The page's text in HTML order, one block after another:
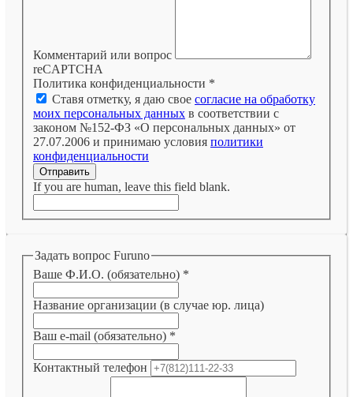
Комментарий или вопрос
reCAPTCHA
Политика конфиденциальности *
Ставя отметку, я даю свое согласие на обработку
моих персональных данных в соответствии с
законом №152-ФЗ «О персональных данных» от
27.07.2006 и принимаю условия политики
конфиденциальности
Отправить
If you are human, leave this field blank.
Задать вопрос Furuno
Ваше Ф.И.О. (обязательно) *
Название организации (в случае юр. лица)
Ваш e-mail (обязательно) *
Контактный телефон